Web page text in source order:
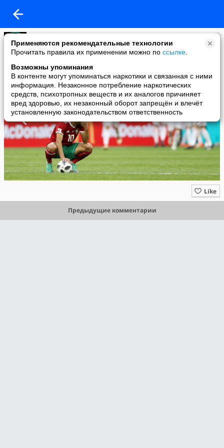
Применяются рекомендательные технологии
Прочитать правила их применении можно по ссылке
Возможны упоминания
В контенте могут упоминаться наркотики и связанная с ними
информация. Незаконное потребление наркотических
средств, психотропных веществ и их аналогов причиняет
вред здоровью, их незаконный оборот запрещён и влечёт
установленную законодательством ответственность
PIN-UP.BET Ставки на спорт
added a photo
16 Jun в 11:24
Like
Предыдущие комментарии